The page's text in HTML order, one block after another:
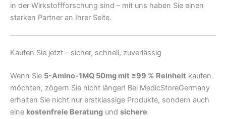
in der Wirkstoffforschung sind – mit uns haben Sie einen
starken Partner an Ihrer Seite.
Kaufen Sie jetzt – sicher, schnell, zuverlässig
Wenn Sie 5-Amino-1MQ 50mg mit ≥99 % Reinheit kaufen
möchten, zögern Sie nicht länger! Bei MedicStoreGermany
erhalten Sie nicht nur erstklassige Produkte, sondern auch
eine kostenfreie Beratung und sichere